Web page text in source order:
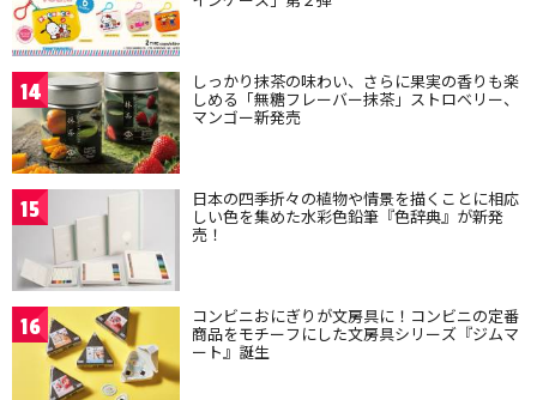
14 しっかり抹茶の味わい、さらに果実の香りも楽
しめる「無糖フレーバー抹茶」ストロベリー、
マンゴー新発売
15 日本の四季折々の植物や情景を描くことに相応
しい色を集めた水彩色鉛筆『色辞典』が新発
売！
16 コンビニおにぎりが文房具に！コンビニの定番
商品をモチーフにした文房具シリーズ『ジムマ
ート』誕生